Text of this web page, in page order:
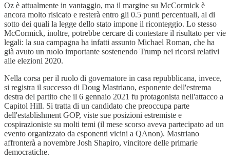
Oz è attualmente in vantaggio, ma il margine su McCormick è
ancora molto risicato e resterà entro gli 0.5 punti percentuali, al di
sotto dei quali la legge dello stato impone il riconteggio. Lo stesso
McCormick, inoltre, potrebbe cercare di contestare il risultato per vie
legali: la sua campagna ha infatti assunto Michael Roman, che ha
già avuto un ruolo importante sostenendo Trump nei ricorsi relativi
alle elezioni 2020.
Nella corsa per il ruolo di governatore in casa repubblicana, invece,
si registra il successo di Doug Mastriano, esponente dell'estrema
destra del partito che il 6 gennaio 2021 fu protagonista nell'attacco a
Capitol Hill. Si tratta di un candidato che preoccupa parte
dell'establishment GOP, viste sue posizioni estremiste e
cospirazioniste su molti temi (il mese scorso aveva partecipato ad un
evento organizzato da esponenti vicini a QAnon). Mastriano
affronterà a novembre Josh Shapiro, vincitore delle primarie
democratiche.